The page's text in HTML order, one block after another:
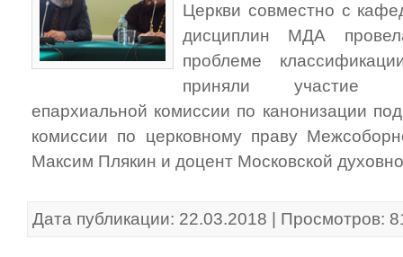
Церкви совместно с
дисциплин МДА
проблеме
приняли участие
епархиальной комиссии по канонизации
комиссии по церковному праву
Максим Плякин и доцент Московской
Дата публикации: 22.03.2018 | Просмотров: